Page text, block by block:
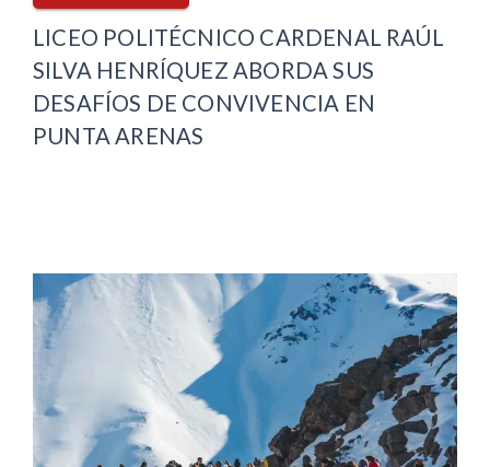
LICEO POLITÉCNICO CARDENAL RAÚL
SILVA HENRÍQUEZ ABORDA SUS
DESAFÍOS DE CONVIVENCIA EN
PUNTA ARENAS